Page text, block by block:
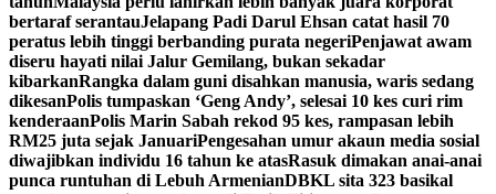
bertaraf serantauJelapang Padi Darul Ehsan catat hasil 70
peratus lebih tinggi berbanding purata negeriPenjawat awam
diseru hayati nilai Jalur Gemilang, bukan sekadar
kibarkanRangka dalam guni disahkan manusia, waris sedang
dikesanPolis tumpaskan ‘Geng Andy’, selesai 10 kes curi rim
kenderaanPolis Marin Sabah rekod 95 kes, rampasan lebih
RM25 juta sejak JanuariPengesahan umur akaun media sosial
diwajibkan individu 16 tahun ke atasRasuk dimakan anai-anai
punca runtuhan di Lebuh ArmenianDBKL sita 323 basikal